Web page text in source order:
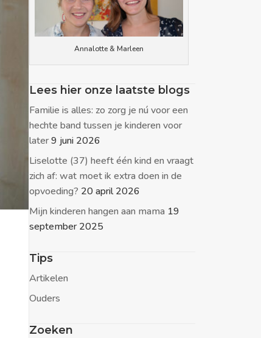
Annalotte & Marleen
Lees hier onze laatste blogs
Familie is alles: zo zorg je nú voor een
hechte band tussen je kinderen voor
later9 juni 2026
Liselotte (37) heeft één kind en vraagt
zich af: wat moet ik extra doen in de
opvoeding? 20 april 2026
Mijn kinderen hangen aan mama 19
september 2025
Tips
Artikelen
Ouders
Zoeken